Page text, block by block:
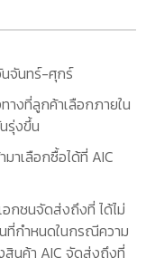
จันทร์-ศุกร์
งที่ลูกค้าเลือกภายใน
รุ่งขึ้น
าเลือกซื้อได้ที่ AIC
กชนจัดส่งถึงที่ ได้ไม่
ที่กำหนดในกรณีความ
สินค้า AIC จัดส่งถึงที่